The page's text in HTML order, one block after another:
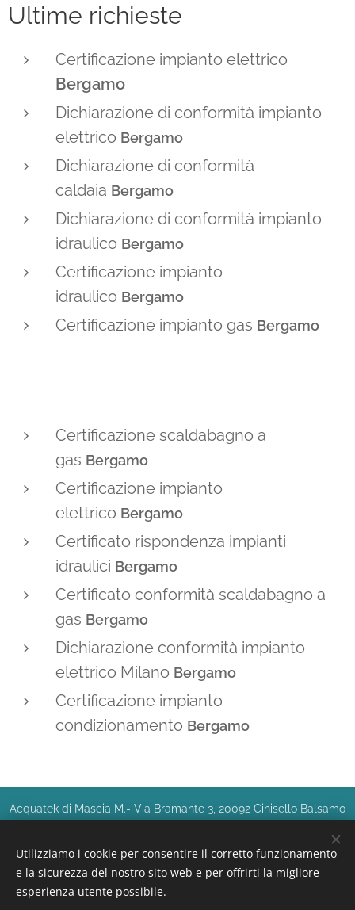
Ultime richieste
Certificazione impianto elettrico
Bergamo
Dichiarazione di conformità impianto
elettrico Bergamo
Dichiarazione di conformità
caldaia Bergamo
Dichiarazione di conformità impianto
idraulico Bergamo
Certificazione impianto
idraulico Bergamo
Certificazione impianto gas Bergamo
Certificazione scaldabagno a
gas Bergamo
Certificazione impianto
elettrico Bergamo
Certificato rispondenza impianti
idraulici Bergamo
Certificato conformità scaldabagno a
gas Bergamo
Dichiarazione conformità impianto
elettrico Milano Bergamo
Certificazione impianto
condizionamento Bergamo
Acquatek di Mascia M.- Via Bramante 3, 20092 Cinisello Balsamo
idraulico Milano-assistenza condizionatori Milano-assistenza
caldaie Milano -assistenza scaldabagni Milano - certificazione
impianti
Utilizziamo i cookie per consentire il corretto funzionamento
e la sicurezza del nostro sito web e per offrirti la migliore
esperienza utente possibile.